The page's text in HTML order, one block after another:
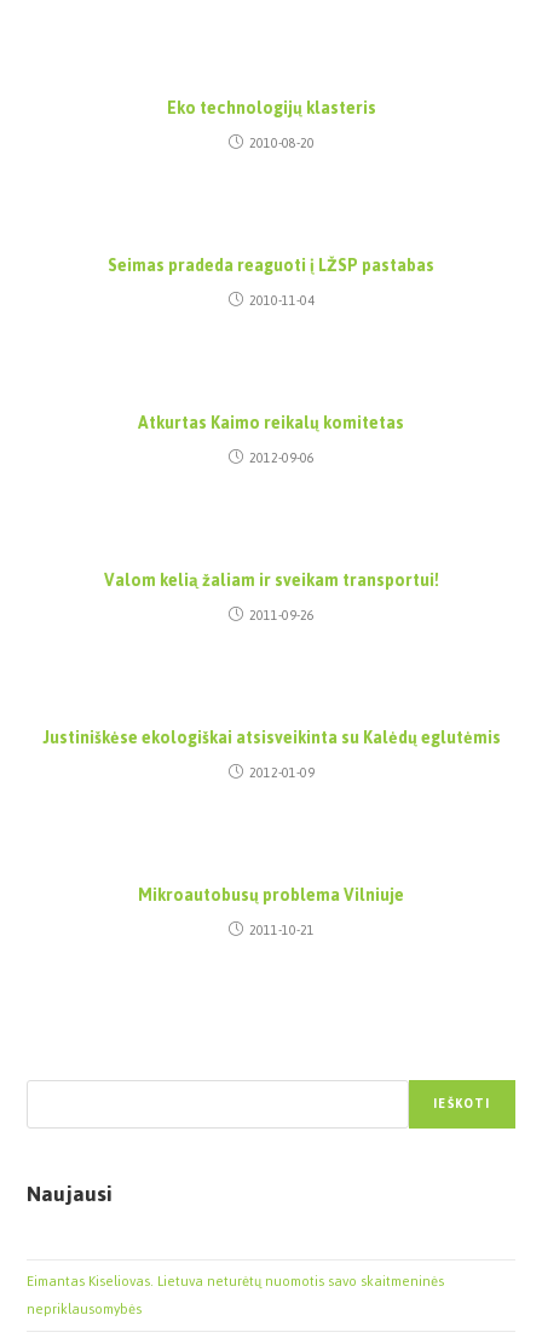
Eko technologijų klasteris
2010-08-20
Seimas pradeda reaguoti į LŽSP pastabas
2010-11-04
Atkurtas Kaimo reikalų komitetas
2012-09-06
Valom kelią žaliam ir sveikam transportui!
2011-09-26
Justiniškėse ekologiškai atsisveikinta su Kalėdų eglutėmis
2012-01-09
Mikroautobusų problema Vilniuje
2011-10-21
IEŠKOTI
Naujausi
Eimantas Kiseliovas. Lietuva neturėtų nuomotis savo skaitmeninės
nepriklausomybės